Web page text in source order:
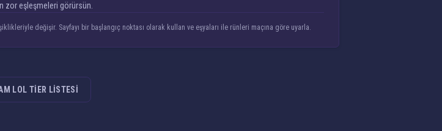
zor eşleşmeleri görürsün.
değişir. Sayfayı bir başlangıç noktası olarak kullan ve eşyaları ile rünleri maçına göre uyarla.
LOL TIER LISTESI